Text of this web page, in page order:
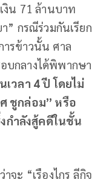
งิน 71 ล้านบาท
” กรณีร่วมกันเรียก
รข้าวนั้น ศาล
บกลางได้พิพากษา
วลา 4 ปี โดยไม่
ชูกล่อม” หรือ
กำลังสู้คดีในชั้น
ะ “เรืองไกร ลีกิจ